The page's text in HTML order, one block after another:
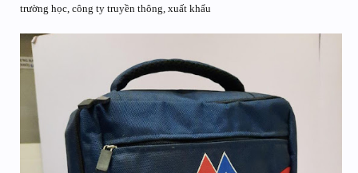
trường học, công ty truyền thông, xuất khẩu